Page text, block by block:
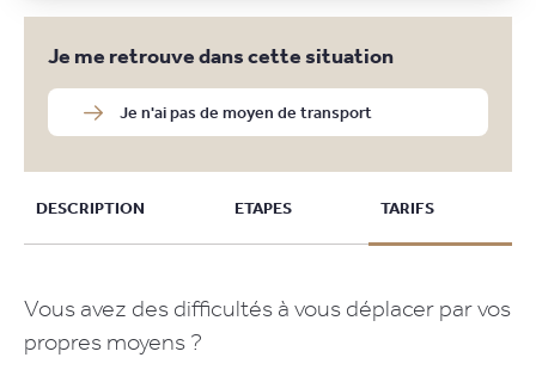
Je me retrouve dans cette situation
Je n'ai pas de moyen de transport
DESCRIPTION ETAPES TARIFS
Vous avez des difficultés à vous déplacer par vos
propres moyens ?